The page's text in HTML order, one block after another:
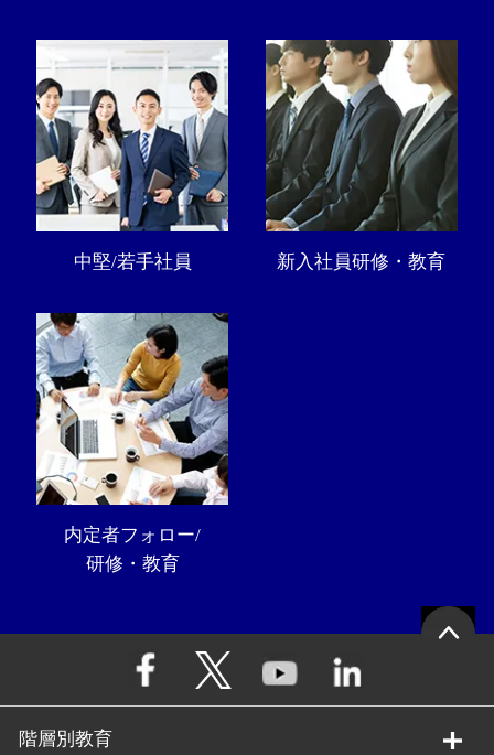
中堅/若手社員 新入社員研修・教育
内定者フォロー/
研修・教育
階層別教育